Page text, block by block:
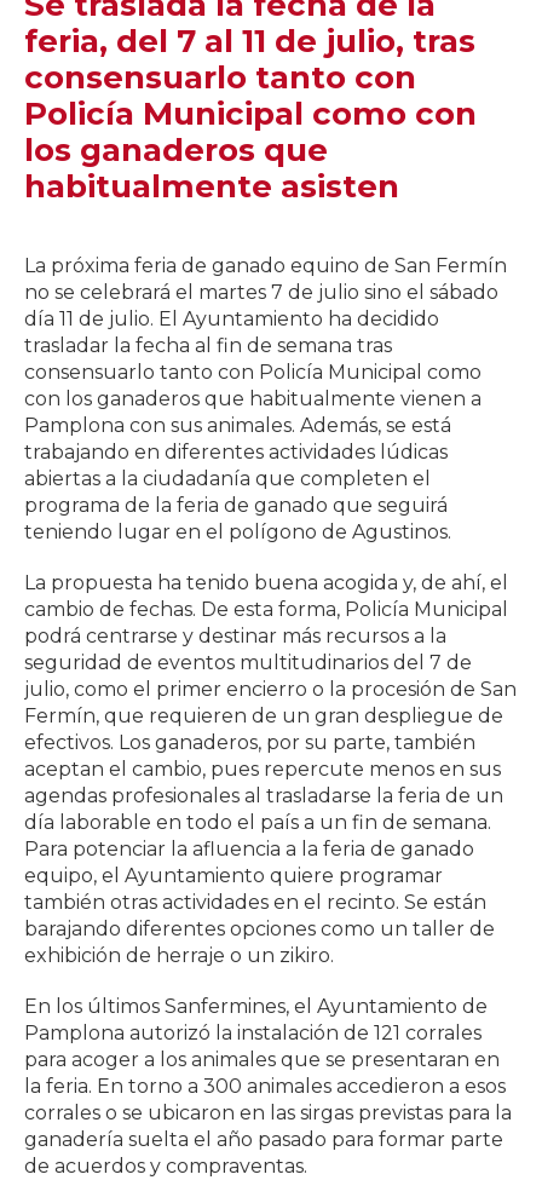
feria, del 7 al 11 de julio, tras
consensuarlo tanto con
Policía Municipal como con
los ganaderos que
habitualmente asisten
La próxima feria de ganado equino de San Fermín
no se celebrará el martes 7 de julio sino el sábado
día 11 de julio. El Ayuntamiento ha decidido
trasladar la fecha al fin de semana tras
consensuarlo tanto con Policía Municipal como
con los ganaderos que habitualmente vienen a
Pamplona con sus animales. Además, se está
trabajando en diferentes actividades lúdicas
abiertas a la ciudadanía que completen el
programa de la feria de ganado que seguirá
teniendo lugar en el polígono de Agustinos.
La propuesta ha tenido buena acogida y, de ahí, el
cambio de fechas. De esta forma, Policía Municipal
podrá centrarse y destinar más recursos a la
seguridad de eventos multitudinarios del 7 de
julio, como el primer encierro o la procesión de San
Fermín, que requieren de un gran despliegue de
efectivos. Los ganaderos, por su parte, también
aceptan el cambio, pues repercute menos en sus
agendas profesionales al trasladarse la feria de un
día laborable en todo el país a un fin de semana.
Para potenciar la afluencia a la feria de ganado
equipo, el Ayuntamiento quiere programar
también otras actividades en el recinto. Se están
barajando diferentes opciones como un taller de
exhibición de herraje o un zikiro.
En los últimos Sanfermines, el Ayuntamiento de
Pamplona autorizó la instalación de 121 corrales
para acoger a los animales que se presentaran en
la feria. En torno a 300 animales accedieron a esos
corrales o se ubicaron en las sirgas previstas para la
ganadería suelta el año pasado para formar parte
de acuerdos y compraventas.